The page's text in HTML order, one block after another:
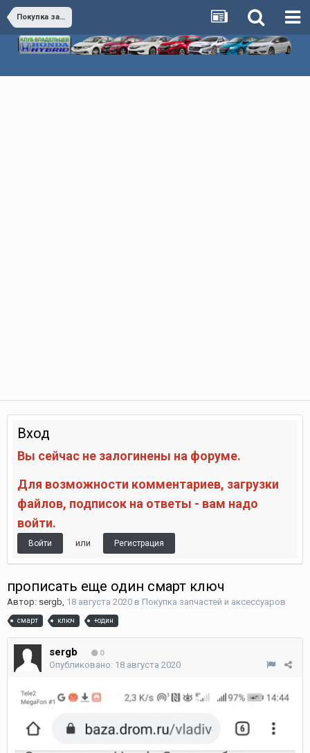
Покупка запчастей и аксессуаров
Вход
Вы сейчас не залогинены на форуме.
Для возможности комментариев, загрузки
файлов, подписок на ответы - вам надо
войти.
Войти или Регистрация
прописать еще один смарт ключ
Автор: sergb, 18 августа 2020 в Покупка запчастей и аксессуаров
смарт ключ +один
sergb 0
Опубликовано: 18 августа 2020